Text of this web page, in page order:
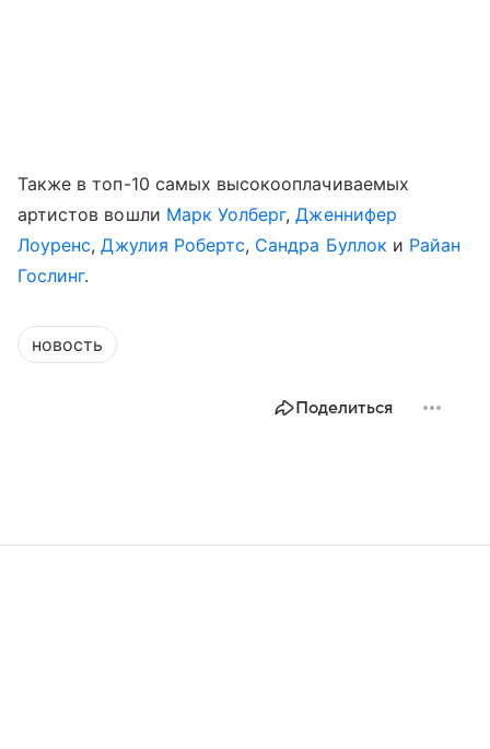
Также в топ-10 самых высокооплачиваемых
артистов вошли Марк Уолберг,Дженнифер
Лоуренс,Джулия Робертс, Сандра Буллок и Райан
Гослинг.
новость
Поделиться